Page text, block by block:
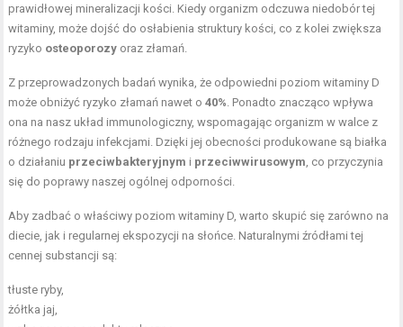
prawidłowej mineralizacji kości. Kiedy organizm odczuwa niedobór tej
witaminy, może dojść do osłabienia struktury kości, co z kolei zwiększa
ryzyko osteoporozy oraz złamań.
Z przeprowadzonych badań wynika, że odpowiedni poziom witaminy D
może obniżyć ryzyko złamań nawet o40%. Ponadto znacząco wpływa
ona na nasz układ immunologiczny, wspomagając organizm w walce z
różnego rodzaju infekcjami. Dzięki jej obecności produkowane są białka
o działaniu przeciwbakteryjnym i przeciwwirusowym, co przyczynia
się do poprawy naszej ogólnej odporności.
Aby zadbać o właściwy poziom witaminy D, warto skupić się zarówno na
diecie, jak i regularnej ekspozycji na słońce. Naturalnymi źródłami tej
cennej substancji są:
tłuste ryby,
żółtka jaj,